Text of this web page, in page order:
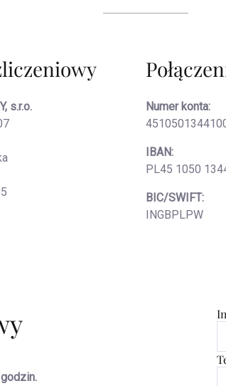
s.r.o.
Numer konta:
IBAN:
PL45 1050
BIC/SWIFT:
INGBPLPW